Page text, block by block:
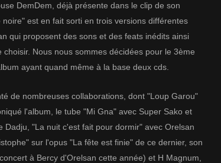
DemDem, déjà présente dans le clip de son
est en fait sorti en trois versions différentes
qui proposent des sons et des feats inédits ainsi
Nous nous sommes décidées pour le 3ème
ayant quand même à la base deux cds.
de nombreuses collaborations, dont "Loup Garou"
l'album, le tube "Mi Gna" avec Super Sako et
Dadju, "La nuit c'est fait pour dormir" avec Orelsan
sur l'opus "La fête est finie" de ce dernier, son
à Bercy d'Orelsan cette année) et H Magnum,